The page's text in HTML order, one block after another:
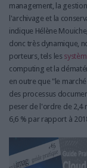
management, la
l'archivage et la
indique Hélène
donc très dynamique,
porteurs, tels les
computing et la
en outre que "le
des processus
peser de l'ordre de 2,4
6,6 % par rapport à